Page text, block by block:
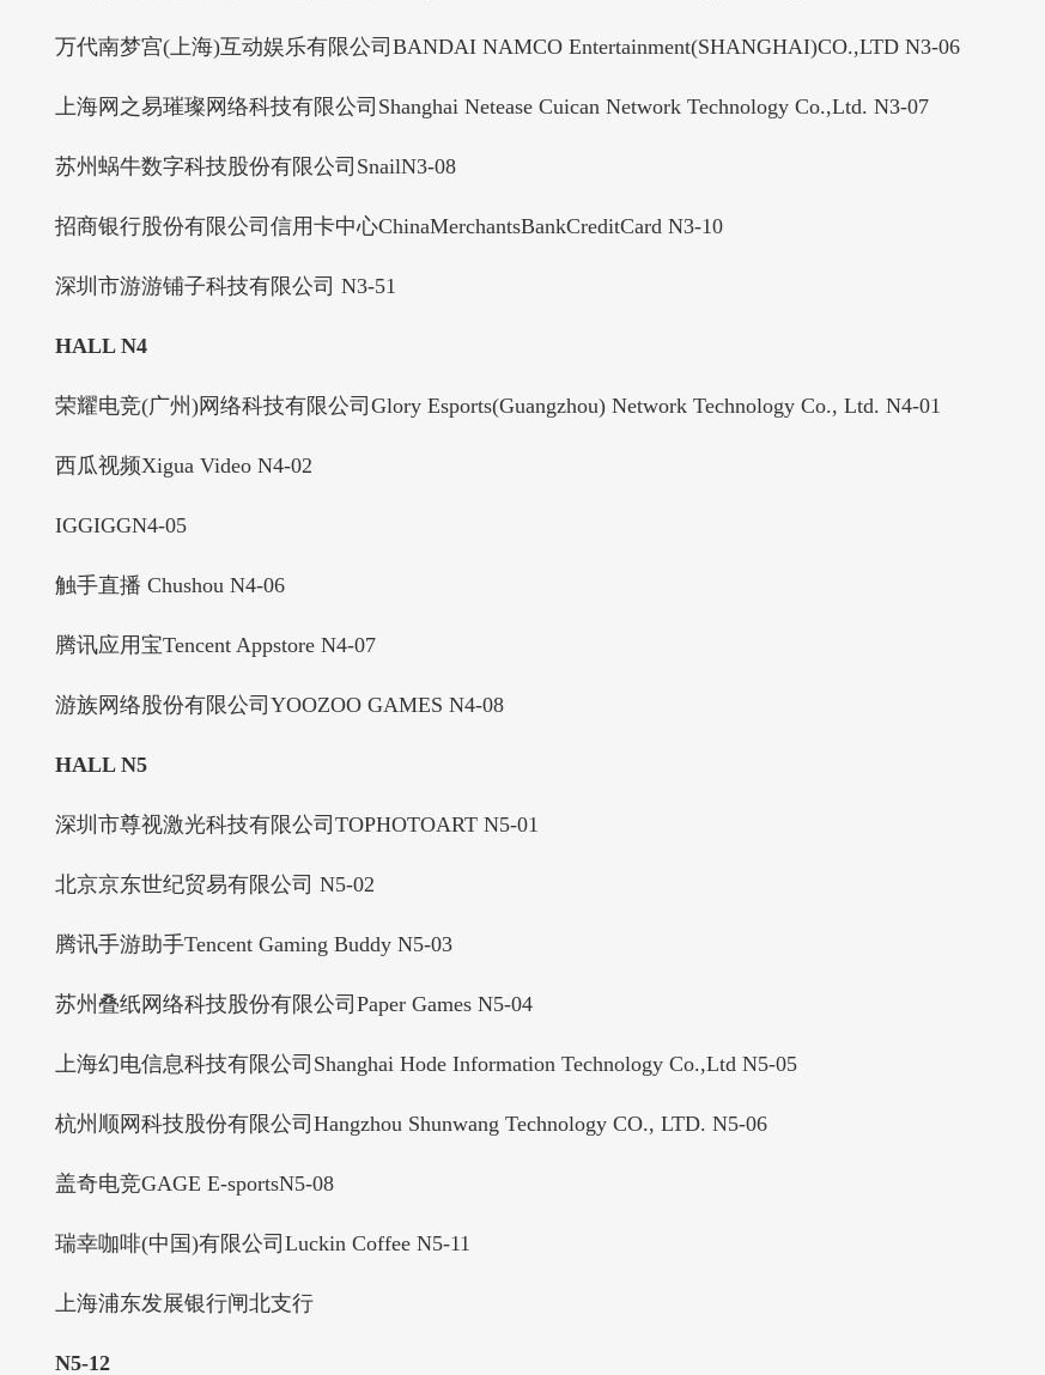
万代南梦宫(上海)互动娱乐有限公司BANDAI NAMCO Entertainment(SHANGHAI)CO.,LTD N3-06
上海网之易璀璨网络科技有限公司Shanghai Netease Cuican Network Technology Co.,Ltd. N3-07
苏州蜗牛数字科技股份有限公司SnailN3-08
招商银行股份有限公司信用卡中心ChinaMerchantsBankCreditCard N3-10
深圳市游游铺子科技有限公司 N3-51
HALL N4
荣耀电竞(广州)网络科技有限公司Glory Esports(Guangzhou) Network Technology Co., Ltd. N4-01
西瓜视频Xigua Video N4-02
IGGIGGN4-05
触手直播 Chushou N4-06
腾讯应用宝Tencent Appstore N4-07
游族网络股份有限公司YOOZOO GAMES N4-08
HALL N5
深圳市尊视激光科技有限公司TOPHOTOART N5-01
北京京东世纪贸易有限公司 N5-02
腾讯手游助手Tencent Gaming Buddy N5-03
苏州叠纸网络科技股份有限公司Paper Games N5-04
上海幻电信息科技有限公司Shanghai Hode Information Technology Co.,Ltd N5-05
杭州顺网科技股份有限公司Hangzhou Shunwang Technology CO., LTD. N5-06
盖奇电竞GAGE E-sportsN5-08
瑞幸咖啡(中国)有限公司Luckin Coffee N5-11
上海浦东发展银行闸北支行
N5-12